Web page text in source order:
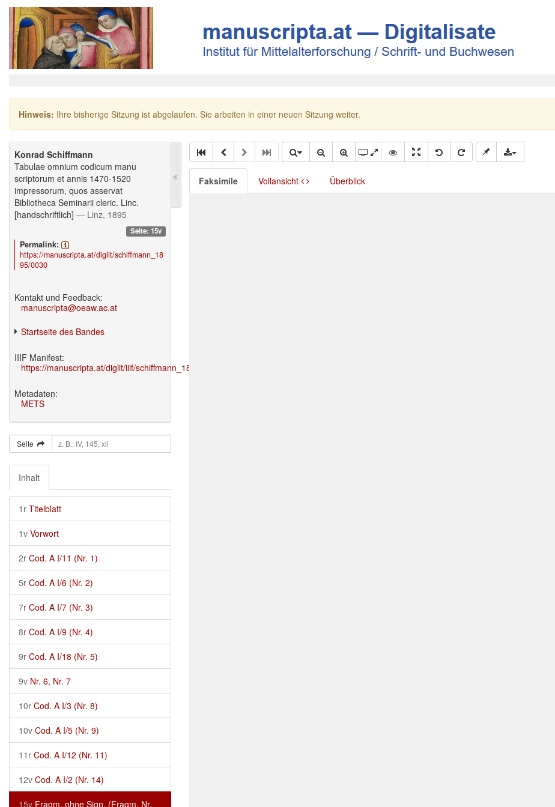
Hinweis: Ihre bisherige Sitzung ist abgelaufen. Sie arbeiten in einer neuen Sitzung weiter.
Konrad Schiffmann
Tabulae omnium codicum manu
scriptorum et annis 1470-1520
impressorum, quos asservat
Bibliotheca Seminarii cleric. Linc.
[handschriftlich] — Linz, 1895
Seite: 15v
Permalink:
https://manuscripta.at/diglit/schiffmann_18
95/0030
Kontakt und Feedback:
manuscripta@oeaw.ac.at
Startseite des Bandes
IIIF Manifest:
https://manuscripta.at/diglit/iiif/schiffmann_1895/manifest.json
Metadaten:
METS
Seite
Inhalt
1r Titelblatt
1v Vorwort
2r Cod. A I/11 (Nr. 1)
5r Cod. A I/6 (Nr. 2)
7r Cod. A I/7 (Nr. 3)
8r Cod. A I/9 (Nr. 4)
9r Cod. A I/18 (Nr. 5)
9v Nr. 6, Nr. 7
10r Cod. A I/3 (Nr. 8)
10v Cod. A I/5 (Nr. 9)
11r Cod. A I/12 (Nr. 11)
12v Cod. A I/2 (Nr. 14)
15v Fragm. ohne Sign. (Fragm. Nr.
Faksimile Vollansicht Überblick